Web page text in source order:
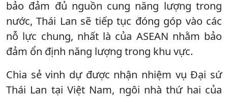
bảo đảm đủ nguồn cung năng lượng trong
nước, Thái Lan sẽ tiếp tục đóng góp vào các
nỗ lực chung, nhất là của ASEAN nhằm bảo
đảm ổn định năng lượng trong khu vực.
Chia sẻ vinh dự được nhận nhiệm vụ Đại sứ
Thái Lan tại Việt Nam, ngôi nhà thứ hai của